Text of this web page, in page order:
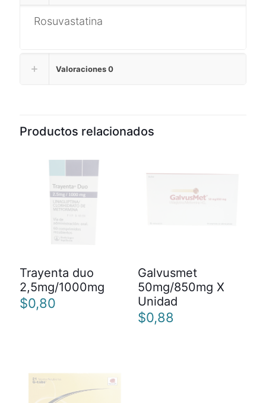
Rosuvastatina
Valoraciones0
Productos relacionados
Trayenta duo
2,5mg/1000mg
$0,80
Galvusmet
50mg/850mg X
Unidad
$0,88